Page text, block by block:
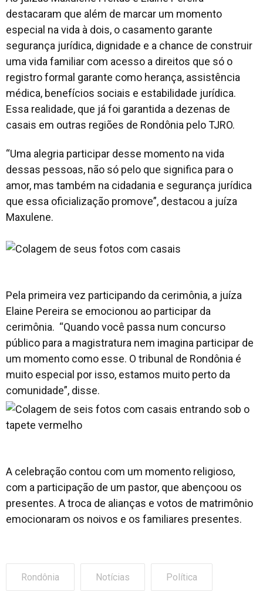
destacaram que além de marcar um momento
especial na vida à dois, o casamento garante
segurança jurídica, dignidade e a chance de construir
uma vida familiar com acesso a direitos que só o
registro formal garante como herança, assistência
médica, benefícios sociais e estabilidade jurídica.
Essa realidade, que já foi garantida a dezenas de
casais em outras regiões de Rondônia pelo TJRO.
“Uma alegria participar desse momento na vida
dessas pessoas, não só pelo que significa para o
amor, mas também na cidadania e segurança jurídica
que essa oficialização promove”, destacou a juíza
Maxulene.
Pela primeira vez participando da cerimônia, a juíza
Elaine Pereira se emocionou ao participar da
cerimônia. “Quando você passa num concurso
público para a magistratura nem imagina participar de
um momento como esse. O tribunal de Rondônia é
muito especial por isso, estamos muito perto da
comunidade”, disse.
A celebração contou com um momento religioso,
com a participação de um pastor, que abençoou os
presentes. A troca de alianças e votos de matrimônio
emocionaram os noivos e os familiares presentes.
Rondônia Notícias Política